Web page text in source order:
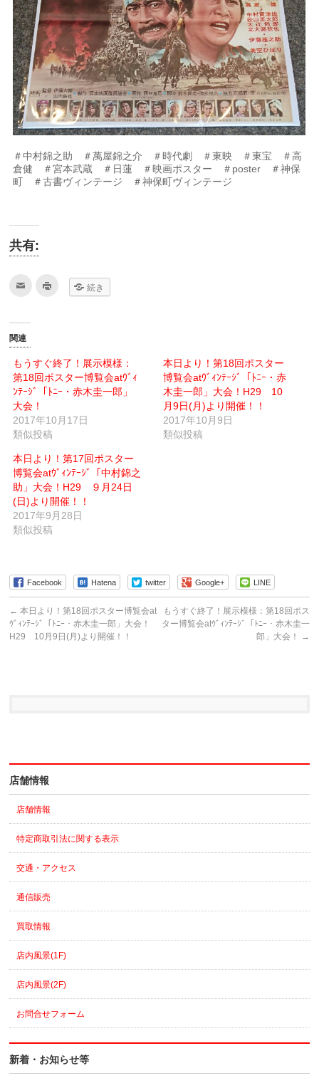
＃中村錦之助 ＃萬屋錦之介 ＃時代劇 ＃東映 ＃東宝 ＃高
倉健 ＃宮本武蔵 ＃日蓮 ＃映画ポスター ＃poster ＃神保
町 ＃古書ヴィンテージ ＃神保町ヴィンテージ
共有:
て
メ
ー
ル
で
送
信
(新
し
い
ウ
ン
ド
ウ
で
開
き
ま
す)
し
い
ウ
ィ
ン
で
開
す)
続き
関連
もうすぐ終了！展示模様：
第18回ポスター博覧会atｳﾞｨ
ﾝﾃｰｼﾞ「ﾄﾆｰ・赤木圭一郎」
大会！
2017年10月17日
類似投稿
本日より！第18回ポスター
博覧会atｳﾞｨﾝﾃｰｼﾞ「ﾄﾆｰ・赤
木圭一郎」大会！H29 10
月9日(月)より開催！！
2017年10月9日
類似投稿
本日より！第17回ポスター
博覧会atｳﾞｨﾝﾃｰｼﾞ「中村錦之
助」大会！H29 ９月24日
(日)より開催！！
2017年9月28日
類似投稿
Facebook Hatena twitter Google+ LINE
← 本日より！第18回ポスター博覧会at
ｳﾞｨﾝﾃｰｼﾞ「ﾄﾆｰ・赤木圭一郎」大会！
H29 10月9日(月)より開催！！
もうすぐ終了！展示模様：第18回ポス
ター博覧会atｳﾞｨﾝﾃｰｼﾞ「ﾄﾆｰ・赤木圭一
郎」大会！
→
店舗情報
店舗情報
特定商取引法に関する表示
交通・アクセス
通信販売
買取情報
店内風景(1F)
店内風景(2F)
お問合せフォーム
新着・お知らせ等